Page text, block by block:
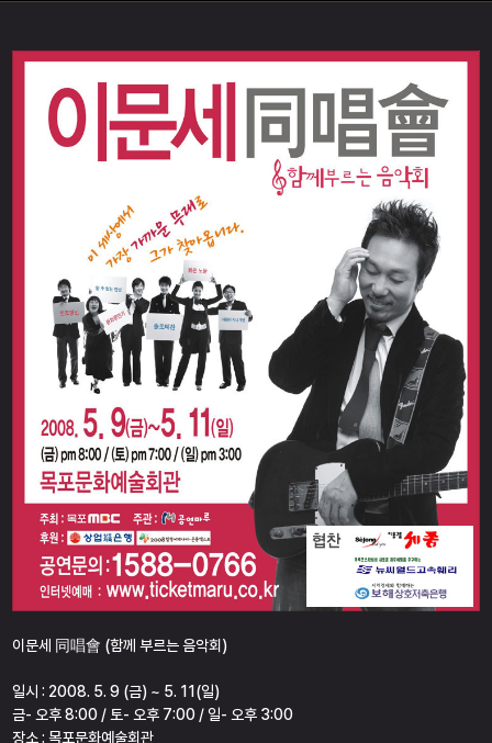
이문세 同唱會 (함께 부르는 음악회)
일시 : 2008. 5. 9 (금) ~ 5. 11(일)
금- 오후 8:00 / 토- 오후 7:00 / 일- 오후 3:00
장소 : 목포문화예술회관